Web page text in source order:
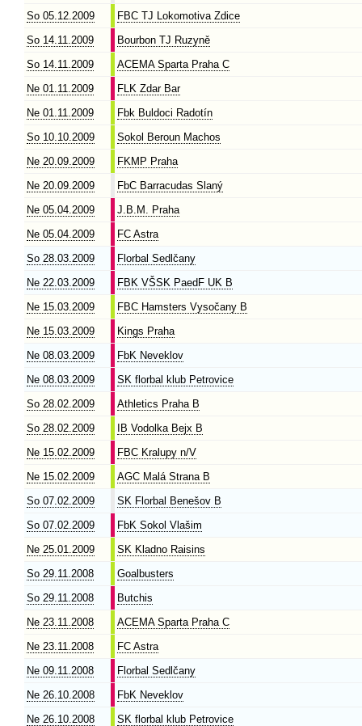
So 05.12.2009
FBC TJ Lokomotiva Zdice
So 14.11.2009
Bourbon TJ Ruzyně
So 14.11.2009
ACEMA Sparta Praha C
Ne 01.11.2009
FLK Zdar Bar
Ne 01.11.2009
Fbk Buldoci Radotín
So 10.10.2009
Sokol Beroun Machos
Ne 20.09.2009
FKMP Praha
Ne 20.09.2009
FbC Barracudas Slaný
Ne 05.04.2009
J.B.M. Praha
Ne 05.04.2009
FC Astra
So 28.03.2009
Florbal Sedlčany
Ne 22.03.2009
FBK VŠSK PaedF UK B
Ne 15.03.2009
FBC Hamsters Vysočany B
Ne 15.03.2009
Kings Praha
Ne 08.03.2009
FbK Neveklov
Ne 08.03.2009
SK florbal klub Petrovice
So 28.02.2009
Athletics Praha B
So 28.02.2009
IB Vodolka Bejx B
Ne 15.02.2009
FBC Kralupy n/V
Ne 15.02.2009
AGC Malá Strana B
So 07.02.2009
SK Florbal Benešov B
So 07.02.2009
FbK Sokol Vlašim
Ne 25.01.2009
SK Kladno Raisins
So 29.11.2008
Goalbusters
So 29.11.2008
Butchis
Ne 23.11.2008
ACEMA Sparta Praha C
Ne 23.11.2008
FC Astra
Ne 09.11.2008
Florbal Sedlčany
Ne 26.10.2008
FbK Neveklov
Ne 26.10.2008
SK florbal klub Petrovice